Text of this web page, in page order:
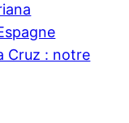
Cruz : notre